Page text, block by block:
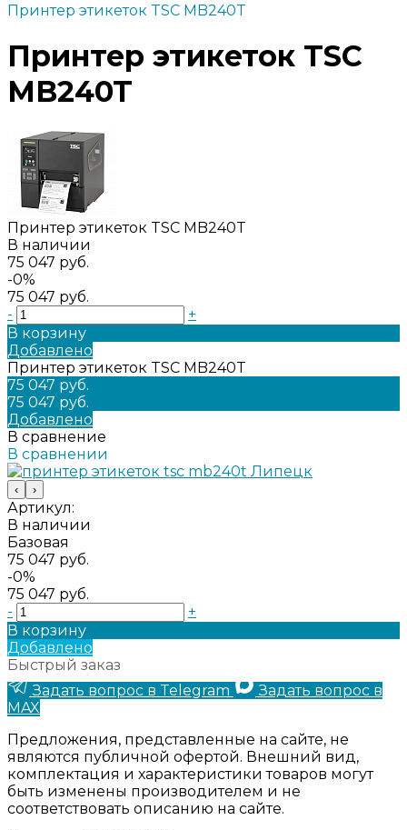
Принтер этикеток TSC MB240T
Принтер этикеток TSC
MB240T
Принтер этикеток TSC MB240T
В наличии
75 047 руб.
-0%
75 047 руб.
-
+
В корзину
Добавлено
Принтер этикеток TSC MB240T
75 047 руб.
75 047 руб.
Добавлено
В сравнение
В сравнении
‹ ›
Артикул:
В наличии
Базовая
75 047 руб.
-0%
75 047 руб.
-
+
В корзину
Добавлено
Быстрый заказ
Задать вопрос в Telegram
Задать вопрос в
MAX
Предложения, представленные на сайте, не
являются публичной офертой. Внешний вид,
комплектация и характеристики товаров могут
быть изменены производителем и не
соответствовать описанию на сайте.